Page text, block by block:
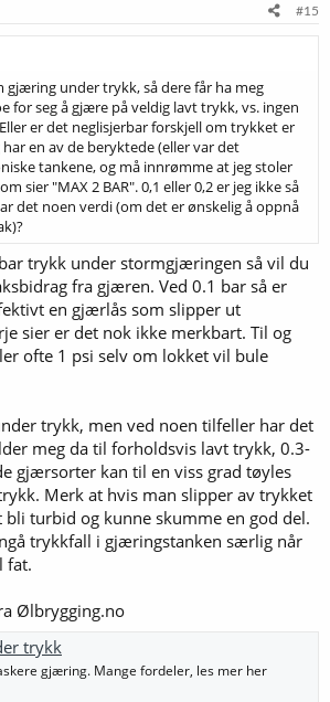
#15
gjæring under trykk, så dere får ha meg
for seg å gjære på veldig lavt trykk, vs. ingen
er det neglisjerbar forskjell om trykket er
en av de beryktede (eller var det
tankene, og må innrømme at jeg stoler
sier "MAX 2 BAR". 0,1 eller 0,2 er jeg ikke så
det noen verdi (om det er ønskelig å oppnå
trykk under stormgjæringen så vil du
fra gjæren. Ved 0.1 bar så er
en gjærlås som slipper ut
sier er det nok ikke merkbart. Til og
ofte 1 psi selv om lokket vil bule
trykk, men ved noen tilfeller har det
meg da til forholdsvis lavt trykk, 0.3-
gjærsorter kan til en viss grad tøyles
Merk at hvis man slipper av trykket
bli turbid og kunne skumme en god del.
trykkfall i gjæringstanken særlig når
fat.
Ølbrygging.no
trykk
gjæring. Mange fordeler, les mer her